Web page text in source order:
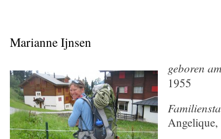
Marianne Ijnsen
geboren
1955
Angelique,